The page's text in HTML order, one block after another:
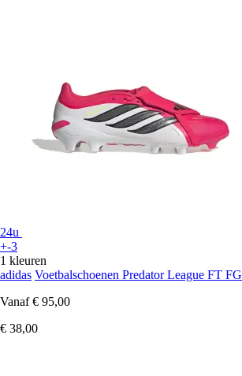
24u
+-3
1 kleuren
adidas Voetbalschoenen Predator League FT FG
Vanaf € 95,00
€ 38,00